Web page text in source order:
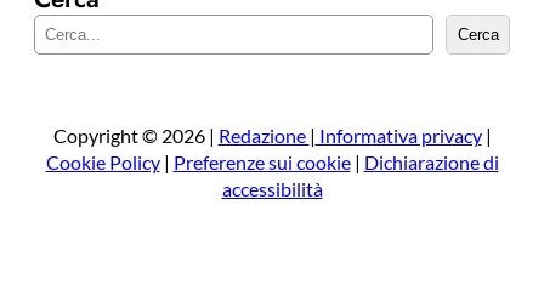
e
a
Cerca
Copyright © 2026 | Redazione | Informativa privacy|
Cookie Policy| Preferenze sui cookie| Dichiarazione di
accessibilità